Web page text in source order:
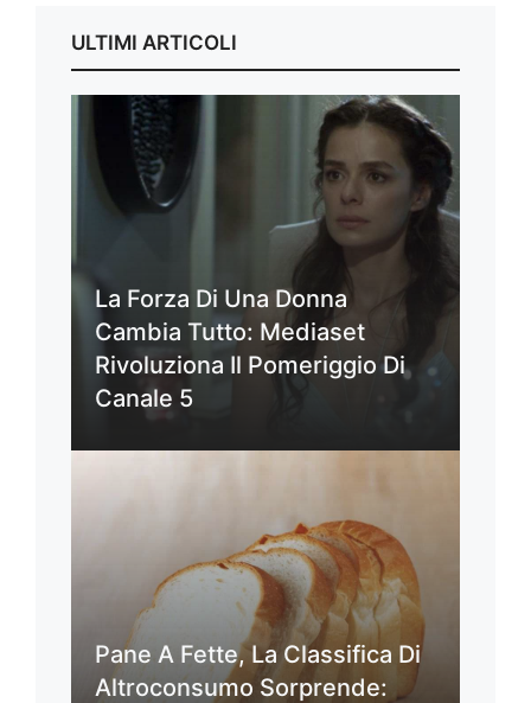
ULTIMI ARTICOLI
La Forza Di Una Donna
Cambia Tutto: Mediaset
Rivoluziona Il Pomeriggio Di
Canale 5
Pane A Fette, La Classifica Di
Altroconsumo Sorprende: